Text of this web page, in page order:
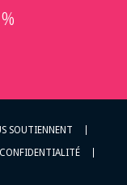
SOUTIENNENT